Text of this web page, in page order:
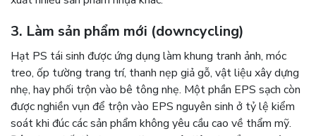
3. Làm sản phẩm mới (downcycling)
Hạt PS tái sinh được ứng dụng làm khung tranh ảnh, móc
treo, ốp tường trang trí, thanh nẹp giả gỗ, vật liệu xây dựng
nhẹ, hay phối trộn vào bê tông nhẹ. Một phần EPS sạch còn
được nghiền vụn để trộn vào EPS nguyên sinh ở tỷ lệ kiểm
soát khi đúc các sản phẩm không yêu cầu cao về thẩm mỹ.